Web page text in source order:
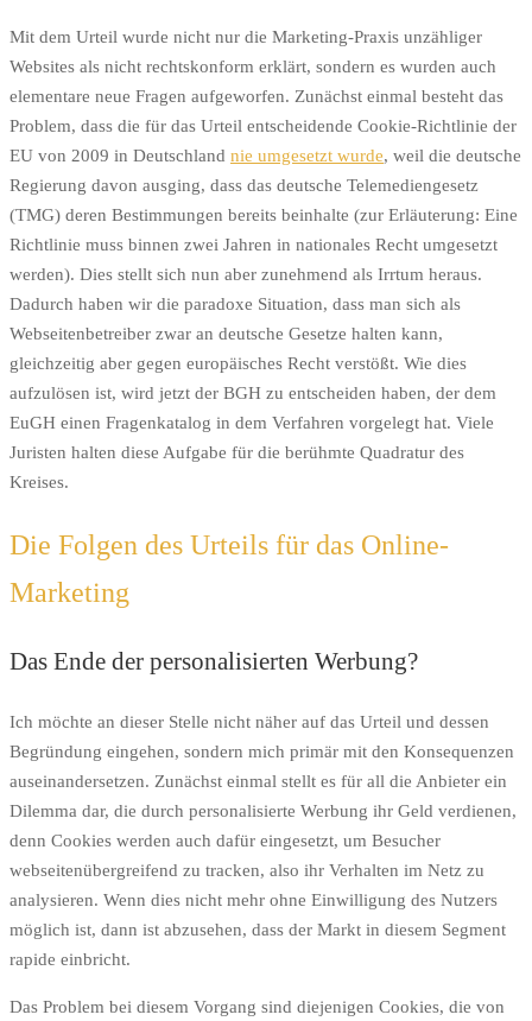
Mit dem Urteil wurde nicht nur die Marketing-Praxis unzähliger
Websites als nicht rechtskonform erklärt, sondern es wurden auch
elementare neue Fragen aufgeworfen. Zunächst einmal besteht das
Problem, dass die für das Urteil entscheidende Cookie-Richtlinie der
EU von 2009 in Deutschland nie umgesetzt wurde, weil die deutsche
Regierung davon ausging, dass das deutsche Telemediengesetz
(TMG) deren Bestimmungen bereits beinhalte (zur Erläuterung: Eine
Richtlinie muss binnen zwei Jahren in nationales Recht umgesetzt
werden). Dies stellt sich nun aber zunehmend als Irrtum heraus.
Dadurch haben wir die paradoxe Situation, dass man sich als
Webseitenbetreiber zwar an deutsche Gesetze halten kann,
gleichzeitig aber gegen europäisches Recht verstößt. Wie dies
aufzulösen ist, wird jetzt der BGH zu entscheiden haben, der dem
EuGH einen Fragenkatalog in dem Verfahren vorgelegt hat. Viele
Juristen halten diese Aufgabe für die berühmte Quadratur des
Kreises.
Die Folgen des Urteils für das Online-
Marketing
Das Ende der personalisierten Werbung?
Ich möchte an dieser Stelle nicht näher auf das Urteil und dessen
Begründung eingehen, sondern mich primär mit den Konsequenzen
auseinandersetzen. Zunächst einmal stellt es für all die Anbieter ein
Dilemma dar, die durch personalisierte Werbung ihr Geld verdienen,
denn Cookies werden auch dafür eingesetzt, um Besucher
webseitenübergreifend zu tracken, also ihr Verhalten im Netz zu
analysieren. Wenn dies nicht mehr ohne Einwilligung des Nutzers
möglich ist, dann ist abzusehen, dass der Markt in diesem Segment
rapide einbricht.
Das Problem bei diesem Vorgang sind diejenigen Cookies, die von